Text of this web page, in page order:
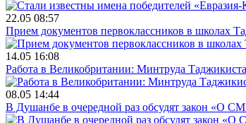
22.05 08:57
Прием документов первоклассников в школах
14.05 16:08
Работа в Великобритании: Минтруда
08.05 14:44
В Душанбе в очередной раз обсудят закон «О